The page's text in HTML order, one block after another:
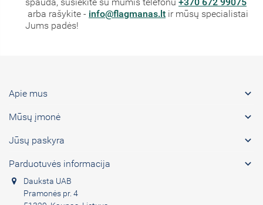
arba rašykite - info@flagmanas.lt ir mūsų specialistai
Jums padės!
Apie mus 
Mūsų įmonė 
Jūsų paskyra 
Parduotuvės informacija 
Dauksta UAB
Pramonės pr. 4